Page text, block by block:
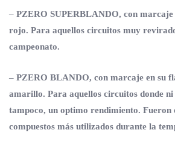
– PZERO SUPERBLANDO, con marcaje
rojo. Para aquellos circuitos muy
campeonato.
– PZERO BLANDO, con marcaje en su
amarillo. Para aquellos circuitos donde ni
tampoco, un optimo rendimiento. Fueron
compuestos más utilizados durante la